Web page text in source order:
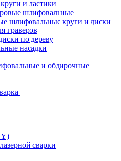
и ластики
шлифовальные
шлифовальные круги и диски
граверов
по дереву
насадки
и обдирочные
сварки